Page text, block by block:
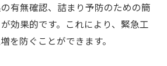
有無確認、詰まり予防のための簡
効果的です。これにより、緊急工
を防ぐことができます。